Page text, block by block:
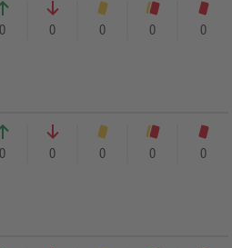
0 0 0 0 0
0 0 0 0 0